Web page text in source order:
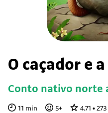
O caçador e
Conto nativo norte
11 min 5+ 4.71 • 273